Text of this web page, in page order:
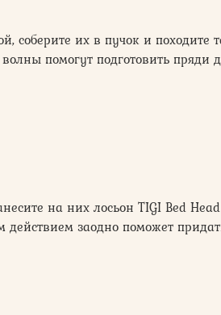
соберите их в пучок и походите
помогут подготовить пряди
на них лосьон TIGI Bed
заодно поможет